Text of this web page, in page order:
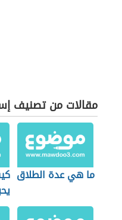
مقالات من تصنيف
ما هي عدة الطلاق